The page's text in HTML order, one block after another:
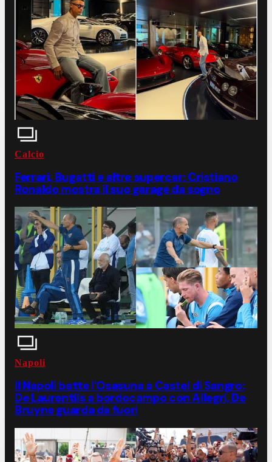
Calcio
Ferrari, Bugatti e altre supercar: Cristiano
Ronaldo mostra il suo garage da sogno
Napoli
Il Napoli batte l'Osasuna a Castel di Sangro:
De Laurentiis a bordocampo con Allegri, De
Bruyne guarda da fuori